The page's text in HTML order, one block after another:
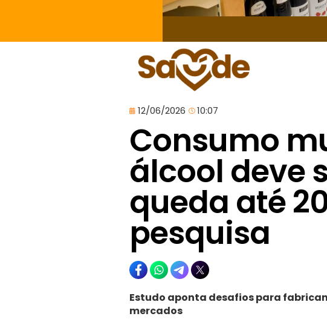
12/06/2026 10:07
Consumo
álcool deve
queda até
pesquisa
Estudo aponta desafios para
mercados